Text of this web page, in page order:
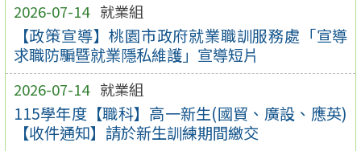
2026-07-14 就業組
【政策宣導】桃園市政府就業職訓服務處「宣導
求職防騙暨就業隱私維護」宣導短片
2026-07-14 就業組
115學年度【職科】高一新生(國貿、廣設、應英)
【收件通知】請於新生訓練期間繳交